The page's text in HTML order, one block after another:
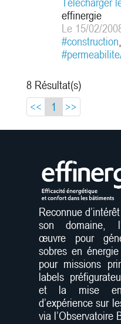
bâtiments
semblé
premier
partager
une bible
solutions ou
effinergie
Le 15/02/
#construction,
8 Résultat(s)
<<
1 >>
Reconnue
son domaine,
œuvre pour
sobres en
pour missions
labels
et la mise en
d’expérience sur
via l’Observatoire